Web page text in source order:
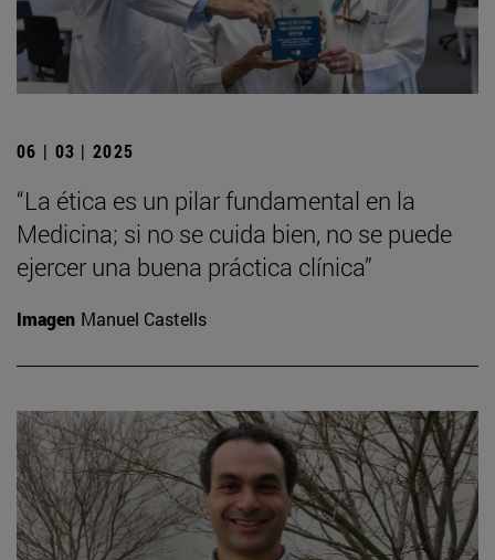
06 | 03 | 2025
“La ética es un pilar fundamental en la
Medicina; si no se cuida bien, no se puede
ejercer una buena práctica clínica”
Imagen Manuel Castells